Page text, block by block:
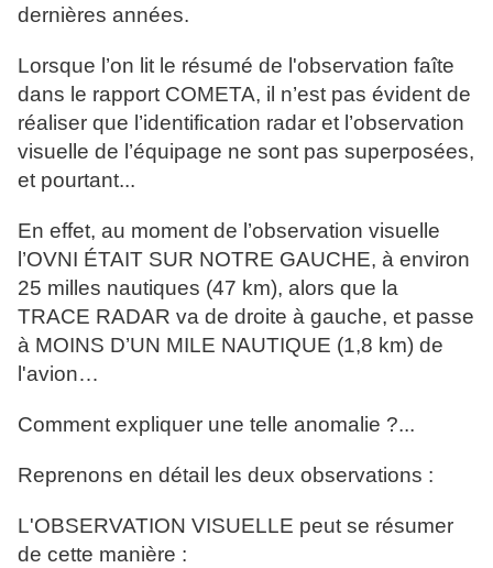
dernières années.
Lorsque l’on lit le résumé de l'observation faîte
dans le rapport COMETA, il n’est pas évident de
réaliser que l’identification radar et l’observation
visuelle de l’équipage ne sont pas superposées,
et pourtant...
En effet, au moment de l’observation visuelle
l’OVNI ÉTAIT SUR NOTRE GAUCHE, à environ
25 milles nautiques (47 km), alors que la
TRACE RADAR va de droite à gauche, et passe
à MOINS D’UN MILE NAUTIQUE (1,8 km) de
l'avion…
Comment expliquer une telle anomalie ?...
Reprenons en détail les deux observations :
L'OBSERVATION VISUELLE peut se résumer
de cette manière :